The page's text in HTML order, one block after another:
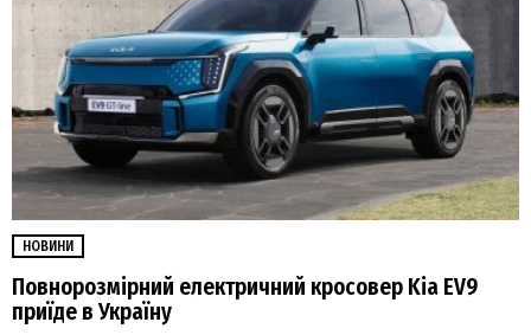
НОВИНИ
Повнорозмірний електричний кросовер Kia EV9
приїде в Україну